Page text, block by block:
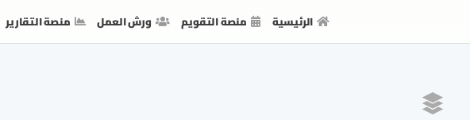
الرئيسية منصة التقويم ورش العمل منصة التقارير